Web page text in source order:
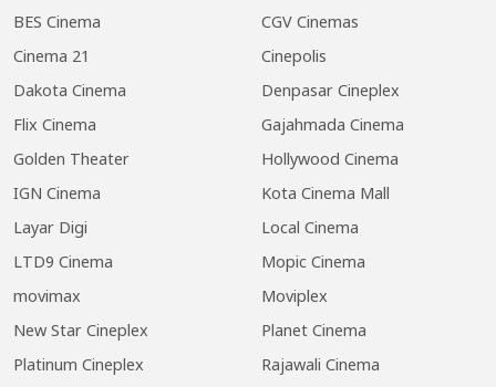
BES Cinema
CGV Cinemas
Cinema 21
Cinepolis
Dakota Cinema
Denpasar Cineplex
Flix Cinema
Gajahmada Cinema
Golden Theater
Hollywood Cinema
IGN Cinema
Kota Cinema Mall
Layar Digi
Local Cinema
LTD9 Cinema
Mopic Cinema
movimax
Moviplex
New Star Cineplex
Planet Cinema
Platinum Cineplex
Rajawali Cinema